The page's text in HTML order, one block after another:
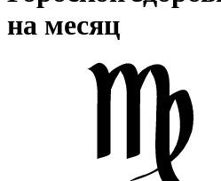
на месяц